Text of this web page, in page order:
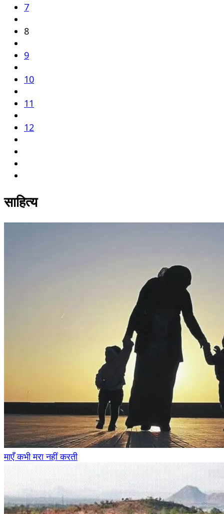
7
8
9
10
11
12
साहित्य
माएँ कभी मरा नहीं करती